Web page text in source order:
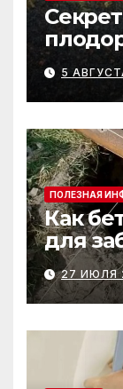
нужны
5
ПОЛЕЗНАЯ
Как
для
27 ИЮЛЯ